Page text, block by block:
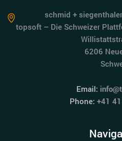
schmid +
topsoft – Die Schweizer
6206
Email:
Phone: +41